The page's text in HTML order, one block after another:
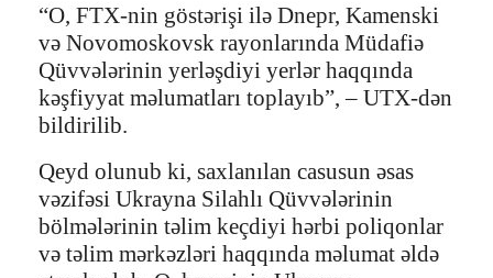
“O, FTX-nin göstərişi ilə Dnepr, Kamenski
və Novomoskovsk rayonlarında Müdafiə
Qüvvələrinin yerləşdiyi yerlər haqqında
kəşfiyyat məlumatları toplayıb”, – UTX-dən
bildirilib.
Qeyd olunub ki, saxlanılan casusun əsas
vəzifəsi Ukrayna Silahlı Qüvvələrinin
bölmələrinin təlim keçdiyi hərbi poliqonlar
və təlim mərkəzləri haqqında məlumat əldə